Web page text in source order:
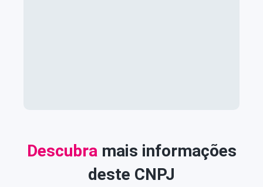
Descubra mais informações
deste CNPJ